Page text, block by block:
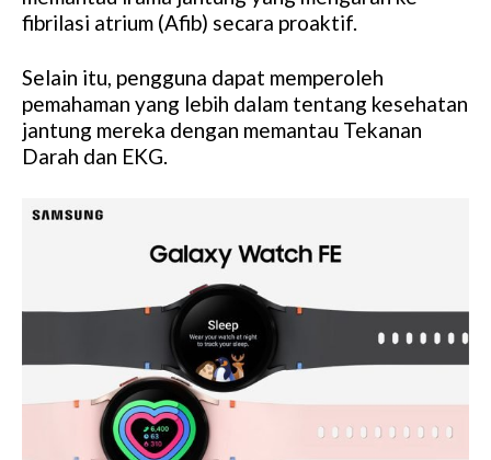
fibrilasi atrium (Afib) secara proaktif.
Selain itu, pengguna dapat memperoleh
pemahaman yang lebih dalam tentang kesehatan
jantung mereka dengan memantau Tekanan
Darah dan EKG.